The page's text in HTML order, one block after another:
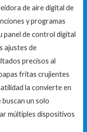
de aire digital de
y programas
panel de control digital
ajustes de
precisos al
fritas crujientes
la convierte en
un solo
múltiples dispositivos